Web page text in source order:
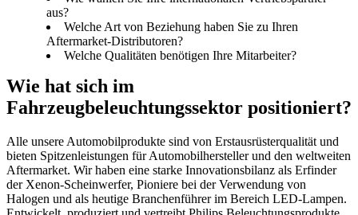
aus?
Welche Art von Beziehung haben Sie zu Ihren
Aftermarket-Distributoren?
Welche Qualitäten benötigen Ihre Mitarbeiter?
Wie hat sich im
Fahrzeugbeleuchtungssektor positioniert?
Alle unsere Automobilprodukte sind von Erstausrüsterqualität und
bieten Spitzenleistungen für Automobilhersteller und den weltweiten
Aftermarket. Wir haben eine starke Innovationsbilanz als Erfinder
der Xenon-Scheinwerfer, Pioniere bei der Verwendung von
Halogen und als heutige Branchenführer im Bereich LED-Lampen.